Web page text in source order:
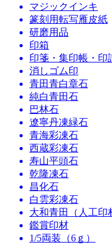
マジックインキ
篆刻用転写雁皮紙
研磨用品
印箱
印箋・集印帳・印
消しゴム印
青田青白章石
純白青田石
巴林石
遼寧丹凍緑石
青海彩凍石
西蔵彩凍石
寿山平頭石
乾隆凍石
昌化石
白雲彩凍石
大和青田（人工印
鑑賞印材
1/5両装（6ｇ）